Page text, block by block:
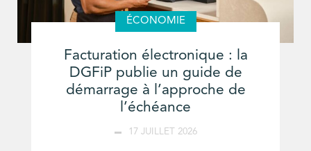
ÉCONOMIE
Facturation électronique : la
DGFiP publie un guide de
démarrage à l’approche de
l’échéance
17 JUILLET 2026